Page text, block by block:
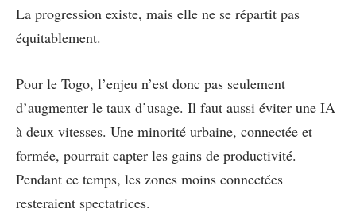
La progression existe, mais elle ne se répartit pas
équitablement.
Pour le Togo, l’enjeu n’est donc pas seulement
d’augmenter le taux d’usage. Il faut aussi éviter une IA
à deux vitesses. Une minorité urbaine, connectée et
formée, pourrait capter les gains de productivité.
Pendant ce temps, les zones moins connectées
resteraient spectatrices.